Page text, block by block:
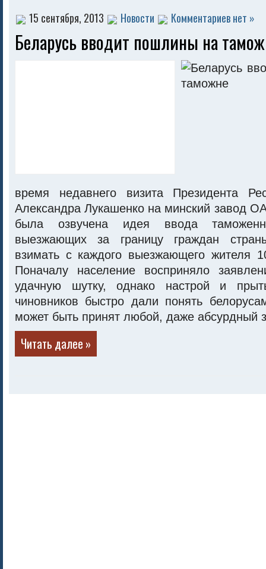
15 сентября, 2013 Новости Комментариев нет »
Беларусь вводит пошлины на
время недавнего визита Президента
Александра Лукашенко на минский завод
была озвучена идея ввода
выезжающих за границу граждан
взимать с каждого выезжающего жителя
Поначалу население восприняло
удачную шутку, однако настрой и прыть
чиновников быстро дали понять
может быть принят любой, даже абсурдный
Читать далее »